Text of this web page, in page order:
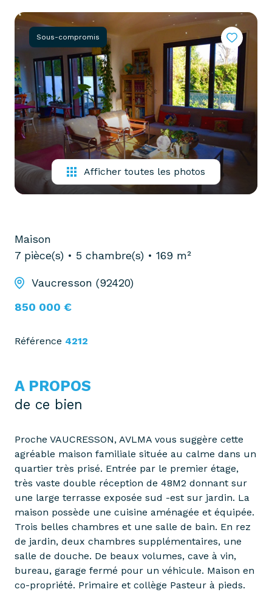
confiez-
nous
votre
recherche
acheter
biens
pro
biens
pro
partenaires
gestion
locative
vendre
mon
bien
confiez-
nous
votre
recherche
Sous-compromis
Afficher toutes les photos
Maison
7 pièce(s)
5 chambre(s) 169 m²
Vaucresson (92420)
850 000 €
Référence 4212
A PROPOS
de ce bien
Proche VAUCRESSON, AVLMA vous suggère cette
agréable maison familiale située au calme dans un
quartier très prisé. Entrée par le premier étage,
très vaste double réception de 48M2 donnant sur
une large terrasse exposée sud -est sur jardin. La
maison possède une cuisine aménagée et équipée.
Trois belles chambres et une salle de bain. En rez
de jardin, deux chambres supplémentaires, une
salle de douche. De beaux volumes, cave à vin,
bureau, garage fermé pour un véhicule. Maison en
co-propriété. Primaire et collège Pasteur à pieds.